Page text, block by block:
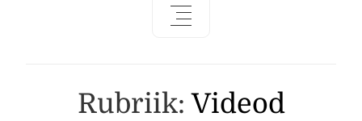
Rubriik: Videod